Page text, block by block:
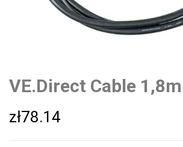
VE.Direct Cable 1,8m
zł78.14